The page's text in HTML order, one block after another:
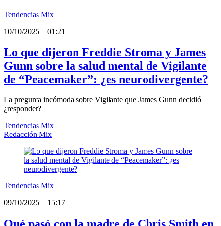
Tendencias Mix
10/10/2025
01:21
Lo que dijeron Freddie Stroma y James
Gunn sobre la salud mental de Vigilante
de “Peacemaker”: ¿es neurodivergente?
La pregunta incómoda sobre Vigilante que James Gunn decidió
¿responder?
Tendencias Mix
Redacción Mix
Tendencias Mix
09/10/2025
15:17